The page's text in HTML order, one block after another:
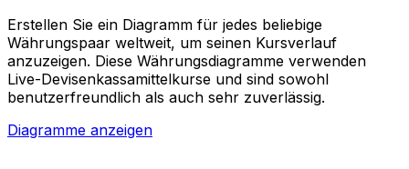
Erstellen Sie ein Diagramm für jedes beliebige
Währungspaar weltweit, um seinen Kursverlauf
anzuzeigen. Diese Währungsdiagramme verwenden
Live-Devisenkassamittelkurse und sind sowohl
benutzerfreundlich als auch sehr zuverlässig.
Diagramme anzeigen